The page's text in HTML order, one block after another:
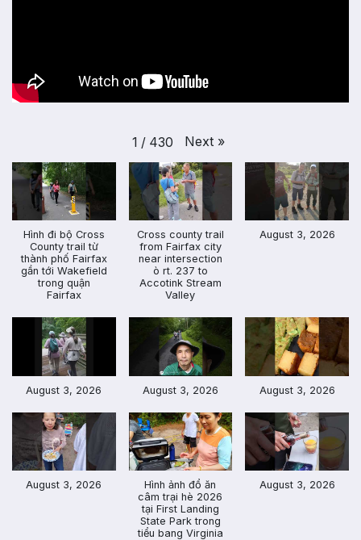
1 / 430 Next »
Hình đi bộ Cross
County trail từ
thành phố Fairfax
gần tới Wakefield
trong quận
Fairfax
Cross county trail
from Fairfax city
near intersection
ò rt. 237 to
Accotink Stream
Valley
August 3, 2026
August 3, 2026 August 3, 2026 August 3, 2026
August 3, 2026
Hình ảnh đổ ăn
câm trại hè 2026
tại First Landing
State Park trong
tiểu bang Virginia
August 3, 2026